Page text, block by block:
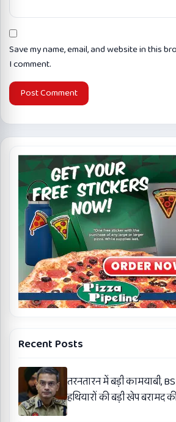
Save my name, email, and website in this
I comment.
Recent Posts
तरनतारन में बड़ी कामयाबी,
हथियारों की बड़ी खेप बरामद